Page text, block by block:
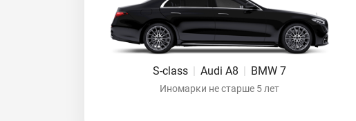
S-class | Audi A8 | BMW 7
Иномарки не старше 5 лет